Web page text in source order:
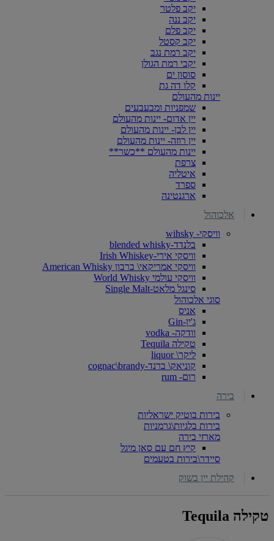
יקב פלטר
יקב ננה
יקב פלם
יקב קסטל
יקב רמת נגב
יקבי רמת הגולן
סוסון ים
קלו דה גת
יינות מהעולם
שמפניות ומבעבעים
יין אדום- יינות מהעולם
יין לבן- יינות מהעולם
יין רוזה- יינות מהעולם
יינות מהעולם **כשר**
צרפת
איטליה
ספרד
ארגנטינה
אלכוהול
וויסקי- wihsky
בלנדד-blended whisky
וויסקי אירי-Irish Whiskey
וויסקי אמריקאי\ ברבון American Whisky
וויסקי עולמי World Whisky
סינגל מלאט-Single Malt
סוגי אלכוהול
אניס
ג'ין-Gin
וודקה- vodka
טקילה Tequila
ליקר\ liquor
קוניאק\ ברנד-cognac\brandy
רום- rum
בירה
בירות בוטיק ישראליות
בירות בלגיות\גרמניות
מארזי בירה
קיץ חם עם סאן מיגל
סיידר\בירות בטעמים
קהילת יין בשוק
טקילה Tequila